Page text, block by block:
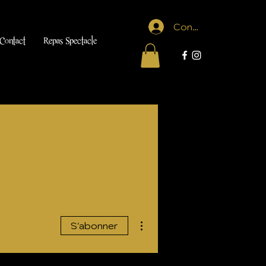
Connexion
Repas Spectacle
S'abonner